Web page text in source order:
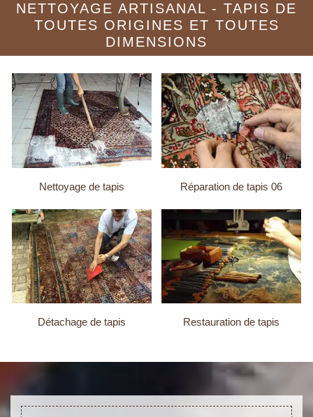
NETTOYAGE ARTISANAL - TAPIS DE
TOUTES ORIGINES ET TOUTES
DIMENSIONS
Nettoyage de tapis Réparation de tapis 06
Détachage de tapis Restauration de tapis